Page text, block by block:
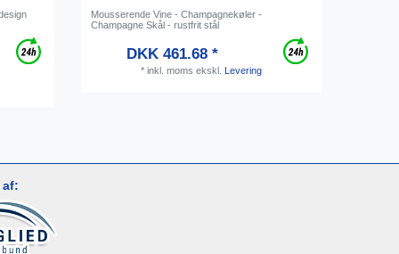
Mousserende Vine - Champagnekøler -
Champagne Skål - rustfrit stål
DKK 461.68 *
* inkl. moms ekskl. Levering
af: